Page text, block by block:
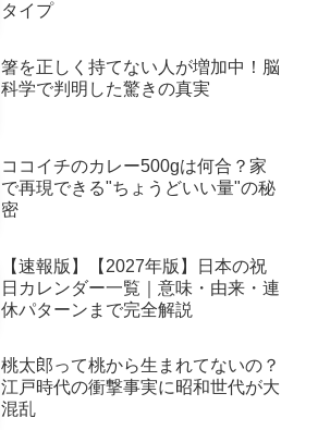
タイプ
箸を正しく持てない人が増加中！脳
科学で判明した驚きの真実
ココイチのカレー500gは何合？家
で再現できる"ちょうどいい量"の秘
密
【速報版】【2027年版】日本の祝
日カレンダー一覧｜意味・由来・連
休パターンまで完全解説
桃太郎って桃から生まれてないの？
江戸時代の衝撃事実に昭和世代が大
混乱